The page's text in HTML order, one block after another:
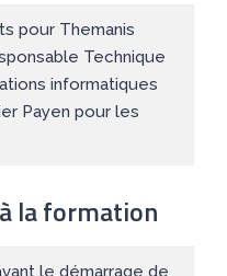
pour Themanis
Technique
informatiques
Payen pour les
la formation
le démarrage de